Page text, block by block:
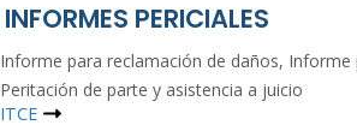
INFORMES PERICIALES
Informe para reclamación de daños,
Peritación de parte y asistencia a juicio
ITCE